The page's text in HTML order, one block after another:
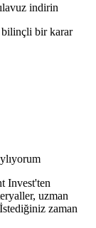
indirin
bir karar
Invest'ten
uzman
zaman